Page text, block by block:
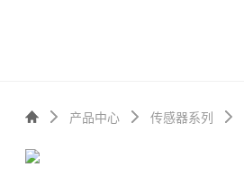
产品中心 传感器系列